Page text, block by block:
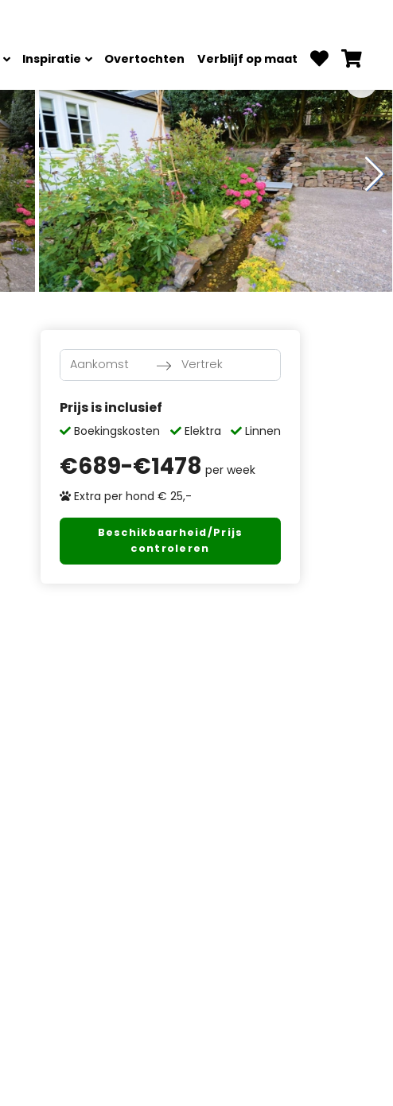
Inspiratie Overtochten Verblijf op maat
forward
to
with
the
calendar
and
a
to
with
the
and
select
a
Prijs is inclusief
Boekingskosten Elektra Linnen
€689-€1478 per week
Extra per hond € 25,-
Beschikbaarheid/Prijs
controleren